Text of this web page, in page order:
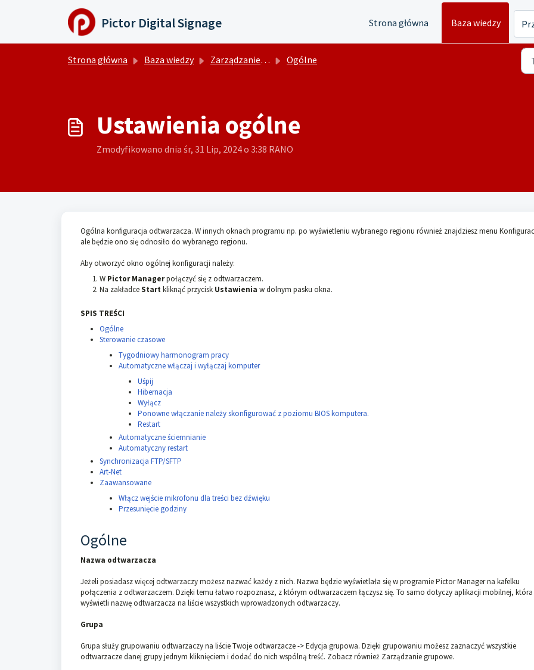
Przejdź do głównej treści
Pictor Digital Signage Strona główna Baza wiedzy
Strona główna Baza wiedzy Zarządzanie odtwarzaczem Ogólne
Ustawienia ogólne
Zmodyfikowano dnia śr, 31 Lip, 2024 o 3:38 RANO
Ogólna konfiguracja odtwarzacza. W innych oknach programu np. po wyświetleniu wybranego regionu również znajdziesz menu
ale będzie ono się odnosiło do wybranego regionu.
Aby otworzyć okno ogólnej konfiguracji należy:
W Pictor Managerpołączyć się z odtwarzaczem.
Na zakładceStart kliknąć przycisk Ustawienia w dolnym pasku okna.
SPIS TREŚCI
Ogólne
Sterowanie czasowe
Tygodniowy harmonogram pracy
Automatyczne włączaj i wyłączaj komputer
Uśpij
Hibernacja
Wyłącz
Ponowne włączanie należy skonfigurować z poziomu BIOS komputera.
Restart
Automatyczne ściemnianie
Automatyczny restart
Synchronizacja FTP/SFTP
Art-Net
Zaawansowane
Włącz wejście mikrofonu dla treści bez dźwięku
Przesunięcie godziny
Ogólne
Nazwa odtwarzacza
Jeżeli posiadasz więcej odtwarzaczy możesz nazwać każdy z nich. Nazwa będzie wyświetlała się w programie Pictor Manager na kafelku
połączenia z odtwarzaczem. Dzięki temu łatwo rozpoznasz, z którym odtwarzaczem łączysz się. To samo dotyczy aplikacji mobilnej, która
wyświetli nazwę odtwarzacza na liście wszystkich wprowadzonych odtwarzaczy.
Grupa
Grupa służy grupowaniu odtwarzaczy na liście Twoje odtwarzacze -> Edycja grupowa. Dzięki grupowaniu możesz zaznaczyć wszystkie
odtwarzacze danej grupy jednym kliknięciem i dodać do nich wspólną treść. Zobacz również Zarządzanie grupowe.